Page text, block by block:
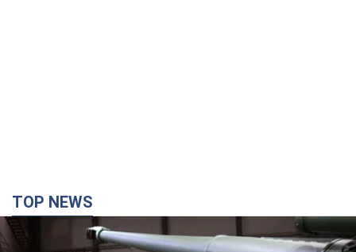
TOP NEWS